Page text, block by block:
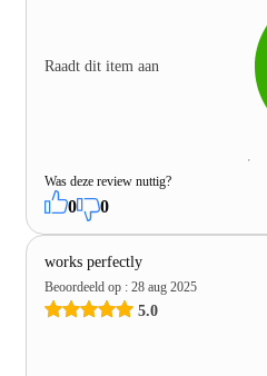
Raadt dit item aan
Was deze review nuttig?
0 0
works perfectly
Beoordeeld op : 28 aug 2025
5.0